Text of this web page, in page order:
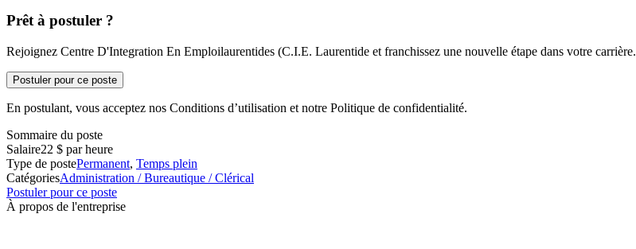
Prêt à postuler ?
Rejoignez Centre D'Integration En Emploilaurentides (C.I.E. Laurentide et franchissez une nouvelle étape dans votre carrière.
Postuler pour ce poste
En postulant, vous acceptez nos Conditions d’utilisation et notre Politique de confidentialité.
Sommaire du poste
Salaire22 $ par heure
Type de postePermanent, Temps plein
CatégoriesAdministration / Bureautique / Clérical
Postuler pour ce poste
À propos de l'entreprise